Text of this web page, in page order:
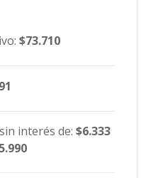
$73.710
interés de: $6.333